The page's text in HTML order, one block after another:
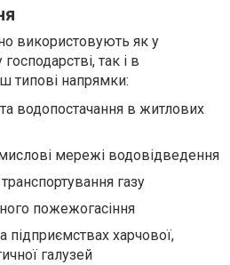
використовують як у
так і в
типові напрямки:
водопостачання в житлових
мережі водовідведення
газу
пожежогасіння
підприємствах харчової,
галузей